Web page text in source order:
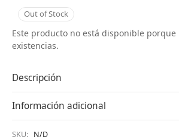
Out of Stock
Este producto no está disponible porque
existencias.
Descripción
Información adicional
SKU: N/D